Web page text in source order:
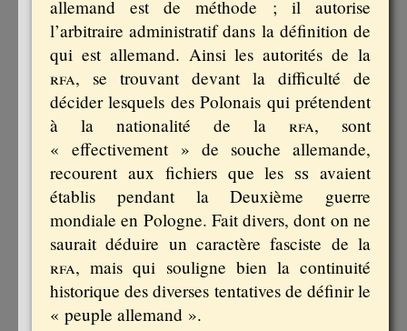
allemand est de méthode ; il autorise
l’arbitraire administratif dans la définition de
qui est allemand. Ainsi les autorités de la
rfa, se trouvant devant la difficulté de
décider lesquels des Polonais qui prétendent
à la nationalité de la rfa, sont
« effectivement » de souche allemande,
recourent aux fichiers que lesss avaient
établis pendant la Deuxième guerre
mondiale en Pologne. Fait divers, dont on ne
saurait déduire un caractère fasciste de la
rfa, mais qui souligne bien la continuité
historique des diverses tentatives de définir le
« peuple allemand ».